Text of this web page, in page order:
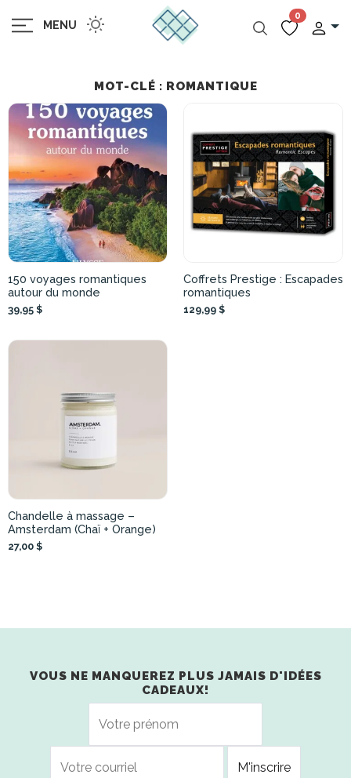
MENU
0
MOT-CLÉ : ROMANTIQUE
150 voyages romantiques
autour du monde
39,95 $
Coffrets Prestige : Escapades
romantiques
129,99 $
Chandelle à massage –
Amsterdam (Chaï + Orange)
27,00 $
VOUS NE MANQUEREZ PLUS JAMAIS D'IDÉES
CADEAUX!